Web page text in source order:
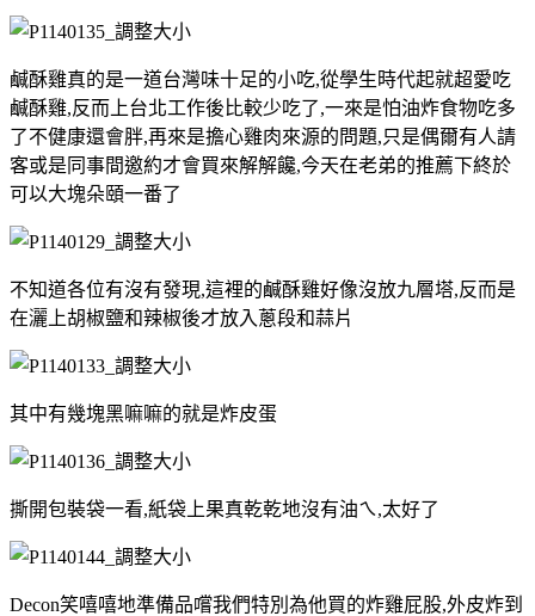
鹹酥雞真的是一道台灣味十足的小吃,從學生時代起就超愛吃
鹹酥雞,反而上台北工作後比較少吃了,一來是怕油炸食物吃多
了不健康還會胖,再來是擔心雞肉來源的問題,只是偶爾有人請
客或是同事間邀約才會買來解解饞,今天在老弟的推薦下終於
可以大塊朵頤一番了
不知道各位有沒有發現,這裡的鹹酥雞好像沒放九層塔,反而是
在灑上胡椒鹽和辣椒後才放入蔥段和蒜片
其中有幾塊黑嘛嘛的就是炸皮蛋
撕開包裝袋一看,紙袋上果真乾乾地沒有油ㄟ,太好了
Decon笑嘻嘻地準備品嚐我們特別為他買的炸雞屁股,外皮炸到